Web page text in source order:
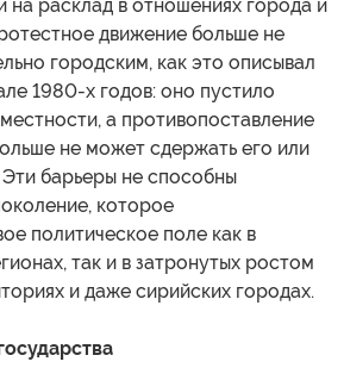
на расклад в отношениях города и
движение больше не
городским, как это описывал
1980-х годов: оно пустило
а противопоставление
не может сдержать его или
Эти барьеры не способны
которое
политическое поле как в
так и в затронутых ростом
и даже сирийских городах.